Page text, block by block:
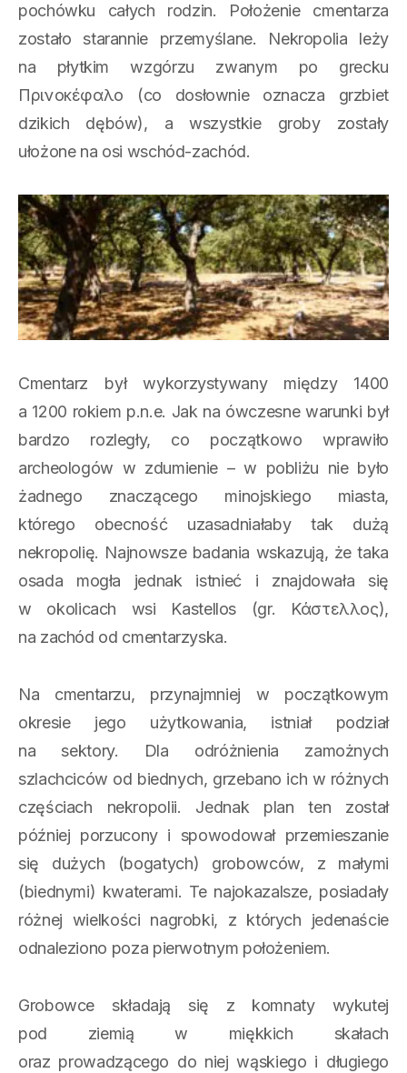
pochówku całych rodzin. Położenie cmentarza
zostało starannie przemyślane. Nekropolia leży
na płytkim wzgórzu zwanym po grecku
Πρινοκέφαλο (co dosłownie oznacza grzbiet
dzikich dębów), a wszystkie groby zostały
ułożone na osi wschód-zachód.
Cmentarz był wykorzystywany między 1400
a 1200 rokiem p.n.e. Jak na ówczesne warunki był
bardzo rozległy, co początkowo wprawiło
archeologów w zdumienie – w pobliżu nie było
żadnego znaczącego minojskiego miasta,
którego obecność uzasadniałaby tak dużą
nekropolię. Najnowsze badania wskazują, że taka
osada mogła jednak istnieć i znajdowała się
w okolicach wsi Kastellos (gr. Κάστελλος),
na zachód od cmentarzyska.
Na cmentarzu, przynajmniej w początkowym
okresie jego użytkowania, istniał podział
na sektory. Dla odróżnienia zamożnych
szlachciców od biednych, grzebano ich w różnych
częściach nekropolii. Jednak plan ten został
później porzucony i spowodował przemieszanie
się dużych (bogatych) grobowców, z małymi
(biednymi) kwaterami. Te najokazalsze, posiadały
różnej wielkości nagrobki, z których jedenaście
odnaleziono poza pierwotnym położeniem.
Grobowce składają się z komnaty wykutej
pod ziemią w miękkich skałach
oraz prowadzącego do niej wąskiego i długiego